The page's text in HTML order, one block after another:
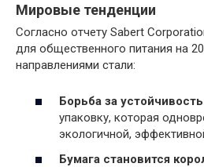
Мировые тенденции
Согласно отчету Sabert
для общественного питания на
направлениями стали:
Борьба за
упаковку, которая
экологичной,
Бумага становится